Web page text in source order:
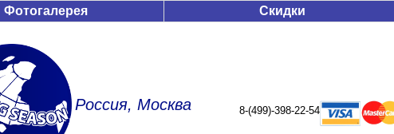
Фотогалерея Скидки
Россия, Москва 8-(499)-398-22-54